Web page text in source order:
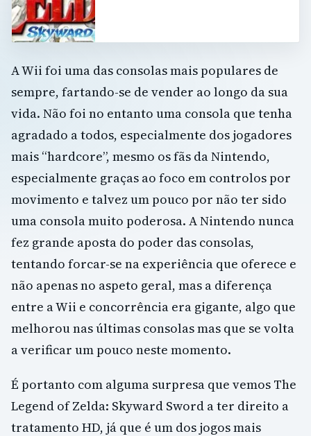
A Wii foi uma das consolas mais populares de
sempre, fartando-se de vender ao longo da sua
vida. Não foi no entanto uma consola que tenha
agradado a todos, especialmente dos jogadores
mais “hardcore”, mesmo os fãs da Nintendo,
especialmente graças ao foco em controlos por
movimento e talvez um pouco por não ter sido
uma consola muito poderosa. A Nintendo nunca
fez grande aposta do poder das consolas,
tentando forcar-se na experiência que oferece e
não apenas no aspeto geral, mas a diferença
entre a Wii e concorrência era gigante, algo que
melhorou nas últimas consolas mas que se volta
a verificar um pouco neste momento.
É portanto com alguma surpresa que vemos The
Legend of Zelda: Skyward Sword a ter direito a
tratamento HD, já que é um dos jogos mais